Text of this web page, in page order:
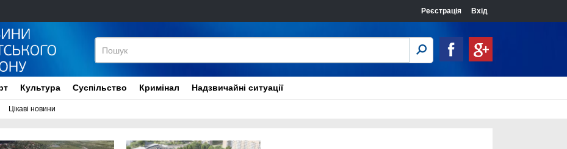
Реєстрація Вхід
Цікаві новини
Культура Суспільство Кримінал Надзвичайні ситуації